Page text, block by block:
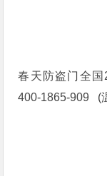
春天防盗门全国
400-1865-909 (